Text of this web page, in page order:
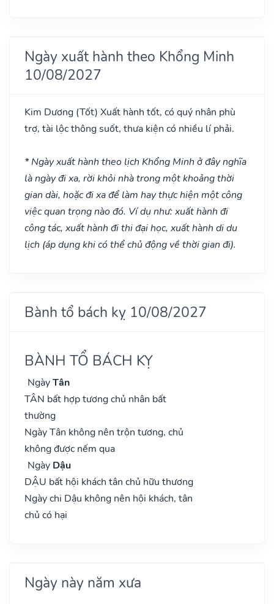
Ngày xuất hành theo Khổng Minh
10/08/2027
Kim Dương (Tốt) Xuất hành tốt, có quý nhân phù
trợ, tài lộc thông suốt, thưa kiện có nhiều lí phải.
* Ngày xuất hành theo lịch Khổng Minh ở đây nghĩa
là ngày đi xa, rời khỏi nhà trong một khoảng thời
gian dài, hoặc đi xa để làm hay thực hiện một công
việc quan trọng nào đó. Ví dụ như: xuất hành đi
công tác, xuất hành đi thi đại học, xuất hành di du
lịch (áp dụng khi có thể chủ động về thời gian đi).
Bành tổ bách kỵ 10/08/2027
BÀNH TỔ BÁCH KỴ
NgàyTân
TÂN bất hợp tương chủ nhân bất
thường
Ngày Tân không nên trộn tương, chủ
không được nếm qua
Ngày Dậu
DẬU bất hội khách tân chủ hữu thương
Ngày chi Dậu không nên hội khách, tân
chủ có hại
Ngày này năm xưa